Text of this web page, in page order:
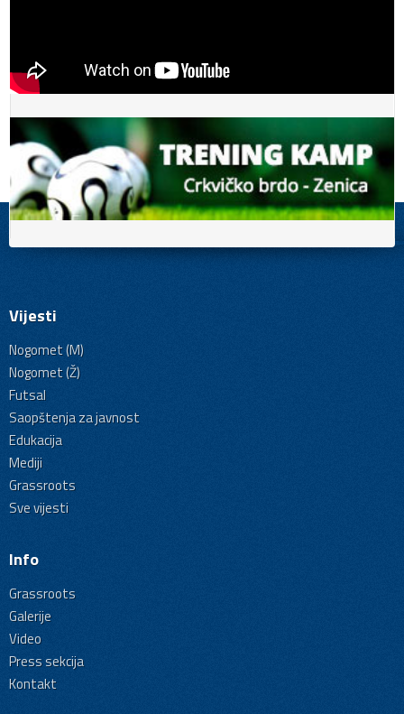
Vijesti
Nogomet (M)
Nogomet (Ž)
Futsal
Saopštenja za javnost
Edukacija
Mediji
Grassroots
Sve vijesti
Info
Grassroots
Galerije
Video
Press sekcija
Kontakt